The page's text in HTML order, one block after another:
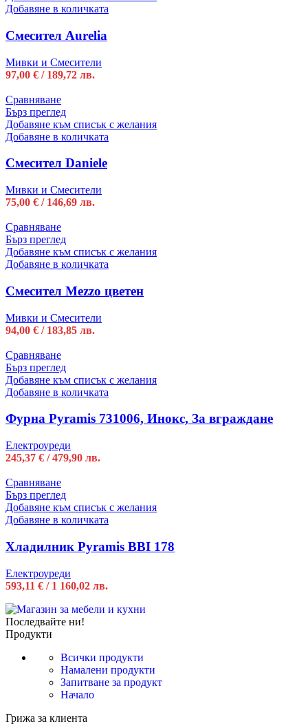
Добавяне в количката
Смесител Aurelia
Мивки и Смесители
97,00 € / 189,72 лв.
Сравняване
Бърз преглед
Добавяне към списък с желания
Добавяне в количката
Смесител Daniele
Мивки и Смесители
75,00 € / 146,69 лв.
Сравняване
Бърз преглед
Добавяне към списък с желания
Добавяне в количката
Смесител Mezzo цветен
Мивки и Смесители
94,00 € / 183,85 лв.
Сравняване
Бърз преглед
Добавяне към списък с желания
Добавяне в количката
Фурна Pyramis 731006, Инокс, За вграждане
Електроуреди
245,37 € / 479,90 лв.
Сравняване
Бърз преглед
Добавяне към списък с желания
Добавяне в количката
Хладилник Pyramis BBI 178
Електроуреди
593,11 € / 1 160,02 лв.
Последвайте ни!
Продукти
Всички продукти
Намалени продукти
Запитване за продукт
Начало
Грижа за клиента